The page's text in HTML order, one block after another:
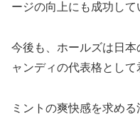
ージの向上にも成功して
今後も、ホールズは日
ャンディの代表格として
ミントの爽快感を求め